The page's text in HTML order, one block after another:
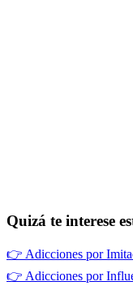
Quizá te interese
👉 Adicciones por
👉 Adicciones por